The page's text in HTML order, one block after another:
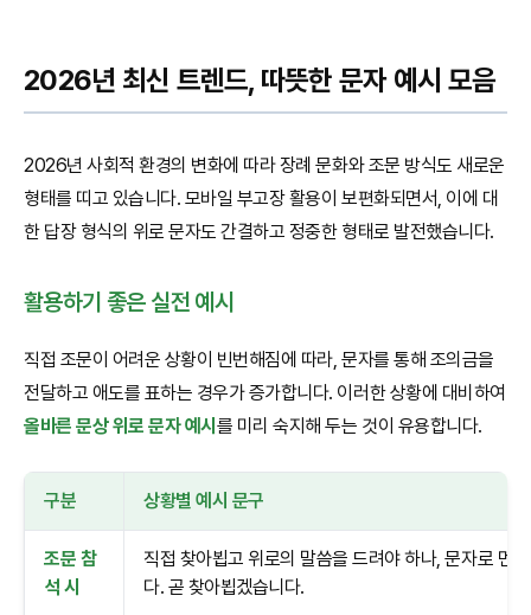
2026년 최신 트렌드, 따뜻한 문자 예시 모음
2026년 사회적 환경의 변화에 따라 장례 문화와 조문 방식도 새로운
형태를 띠고 있습니다. 모바일 부고장 활용이 보편화되면서, 이에 대
한 답장 형식의 위로 문자도 간결하고 정중한 형태로 발전했습니다.
활용하기 좋은 실전 예시
직접 조문이 어려운 상황이 빈번해짐에 따라, 문자를 통해 조의금을
전달하고 애도를 표하는 경우가 증가합니다. 이러한 상황에 대비하여
올바른 문상 위로 문자 예시 를 미리 숙지해 두는 것이 유용합니다.
구분 상황별 예시 문구
조문 참
석 시
직접 찾아뵙고 위로의 말씀을 드려야 하나, 문자로 먼
다. 곧 찾아뵙겠습니다.